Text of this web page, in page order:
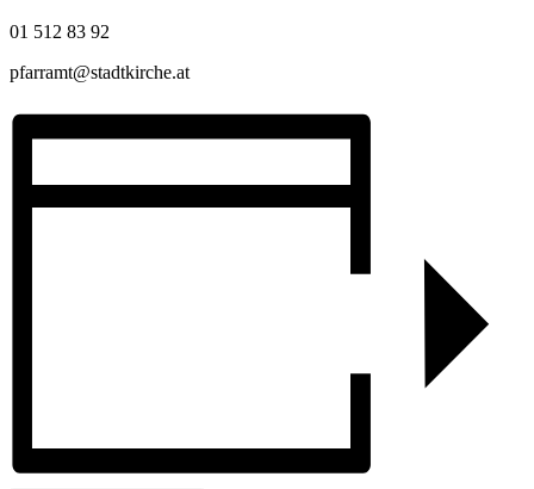
01 512 83 92
pfarramt@stadtkirche.at